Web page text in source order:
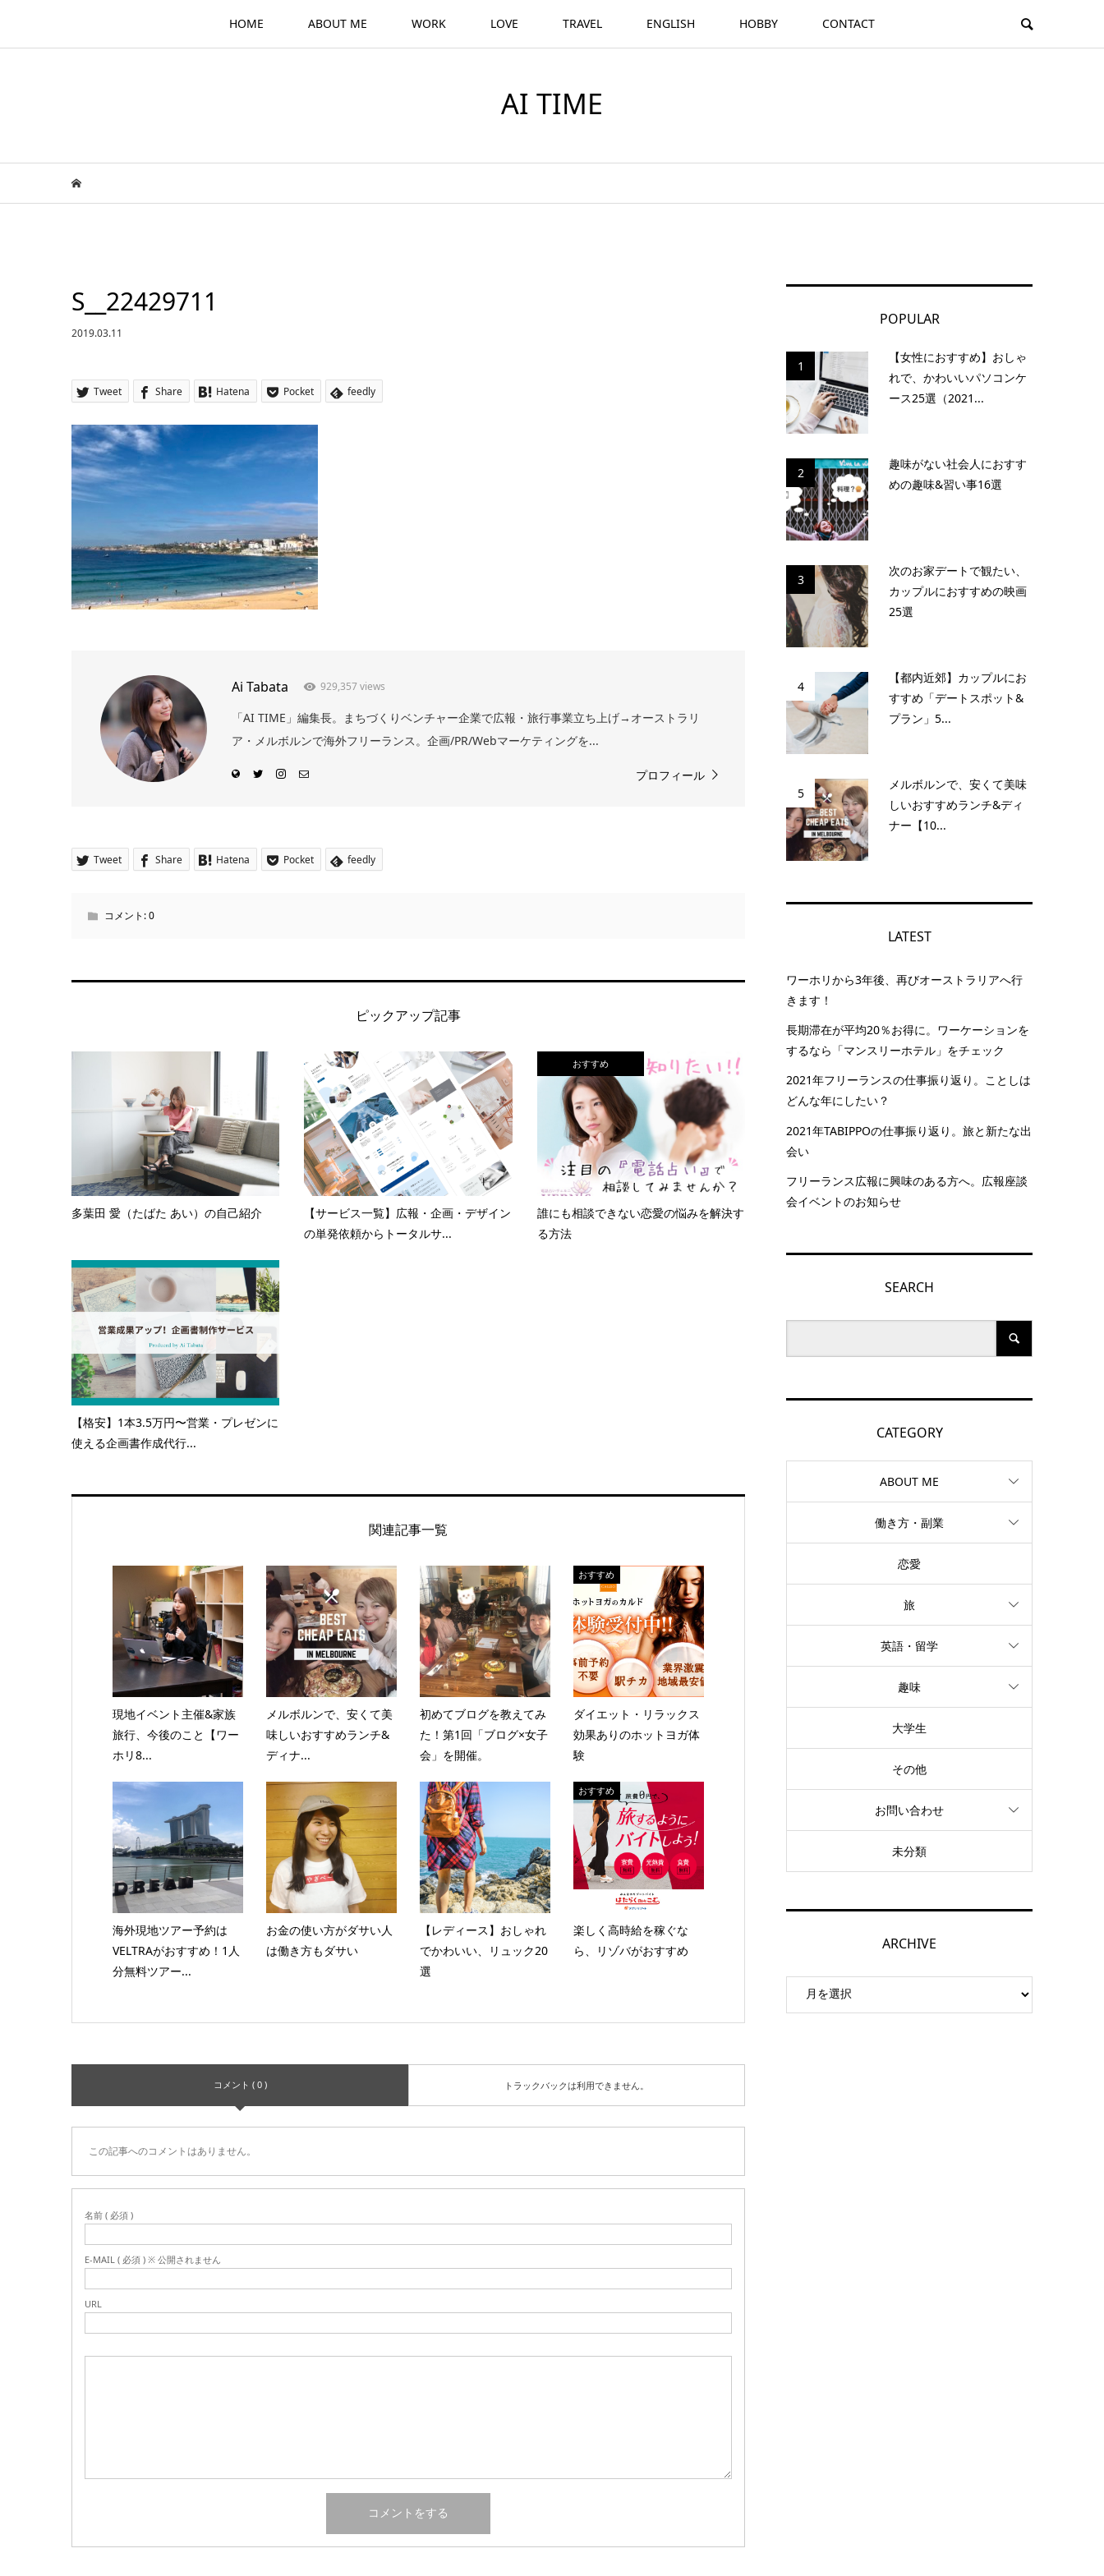
HOME ABOUT ME WORK LOVE TRAVEL ENGLISH HOBBY CONTACT
AI TIME
S__22429711
2019.03.11
Tweet Share Hatena Pocket feedly
Ai Tabata 929,357 views
「AI TIME」編集長。まちづくりベンチャー企業で広報・旅行事業立ち上げ→オーストラリ
ア・メルボルンで海外フリーランス。企画/PR/Webマーケティングを...
プロフィール
Tweet Share Hatena Pocket feedly
コメント:0
ピックアップ記事
多葉田 愛（たばた あい）の自己紹介
【サービス一覧】広報・企画・デザイン
の単発依頼からトータルサ...
おすすめ
誰にも相談できない恋愛の悩みを解決す
る方法
【格安】1本3.5万円〜営業・プレゼンに
使える企画書作成代行...
関連記事一覧
現地イベント主催&家族
旅行、今後のこと【ワー
ホリ8...
メルボルンで、安くて美
味しいおすすめランチ&
ディナ...
初めてブログを教えてみ
た！第1回「ブログ×女子
会」を開催。
おすすめ
ダイエット・リラックス
効果ありのホットヨガ体
験
海外現地ツアー予約は
VELTRAがおすすめ！1人
分無料ツアー...
お金の使い方がダサい人
は働き方もダサい
【レディース】おしゃれ
でかわいい、リュック20
選
おすすめ
楽しく高時給を稼ぐな
ら、リゾバがおすすめ
コメント ( 0 ) トラックバックは利用できません。
この記事へのコメントはありません。
名前 ( 必須 )
E-MAIL ( 必須 ) ※ 公開されません
URL
POPULAR
1
【女性におすすめ】おしゃ
れで、かわいいパソコンケ
ース25選（2021...
2
趣味がない社会人におすす
めの趣味&習い事16選
3
次のお家デートで観たい、
カップルにおすすめの映画
25選
4
【都内近郊】カップルにお
すすめ「デートスポット&
プラン」5...
5
メルボルンで、安くて美味
しいおすすめランチ&ディ
ナー【10...
LATEST
ワーホリから3年後、再びオーストラリアへ行
きます！
長期滞在が平均20％お得に。ワーケーションを
するなら「マンスリーホテル」をチェック
2021年フリーランスの仕事振り返り。ことしは
どんな年にしたい？
2021年TABIPPOの仕事振り返り。旅と新たな出
会い
フリーランス広報に興味のある方へ。広報座談
会イベントのお知らせ
SEARCH
CATEGORY
ABOUT ME
働き方・副業
恋愛
旅
英語・留学
趣味
大学生
その他
お問い合わせ
未分類
ARCHIVE